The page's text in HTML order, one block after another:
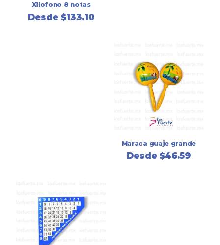
Xilofono 8 notas
Desde$133.10
Maraca guaje grande
Desde$46.59